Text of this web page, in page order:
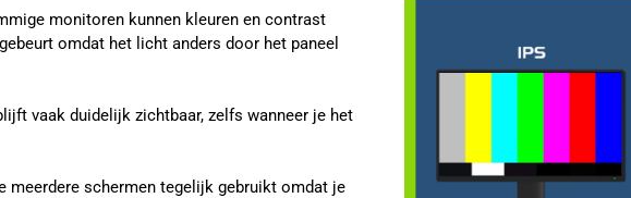
monitoren kunnen kleuren en contrast
omdat het licht anders door het paneel
vaak duidelijk zichtbaar, zelfs wanneer je het
meerdere schermen tegelijk gebruikt omdat je